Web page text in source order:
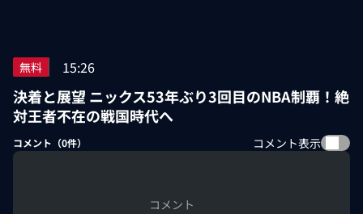
無料 15:26
決着と展望 ニックス53年ぶり3回目のNBA制覇！絶
対王者不在の戦国時代へ
コメント（0件） コメント表示
コメント